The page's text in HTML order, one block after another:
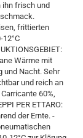
ihn frisch und
frittierten
12°C
Wärme mit
und Nacht. Sehr
und reich an
60%,
PER ETTARO:
der Ernte. -